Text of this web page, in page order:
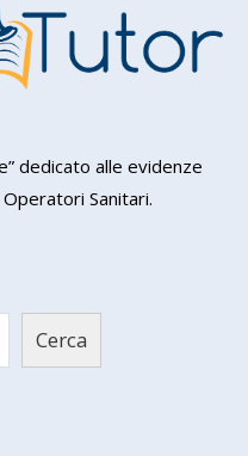
dedicato alle evidenze
Sanitari.
Cerca